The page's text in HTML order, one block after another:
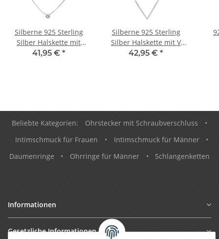
Silberne 925 Sterling
Silber Halskette mit
kleinem Kristallstein
41,95 € *
Silberne 925 Sterling
Silber Halskette mit V
förmigen Anhänger
42,95 € *
Beliebte Kategorien: Ohrstecker mit Schraubverschluss
•
Intimschmuck für Frauen
• Intimschmuck für Männer
•
Daumenringe
• Ohrringe für Männer • Schlangenketten
Informationen
Gesetzliche Informationen